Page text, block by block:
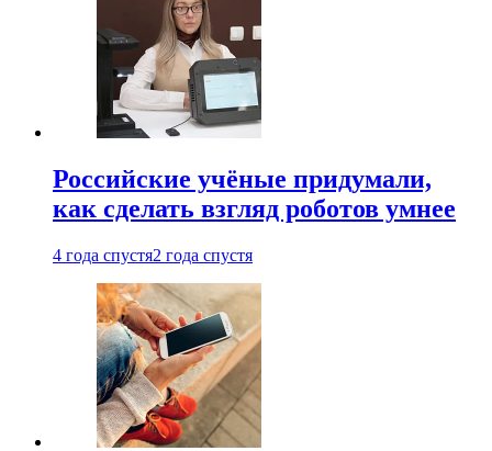
Российские учёные придумали,
как сделать взгляд роботов умнее
4 года спустя2 года спустя